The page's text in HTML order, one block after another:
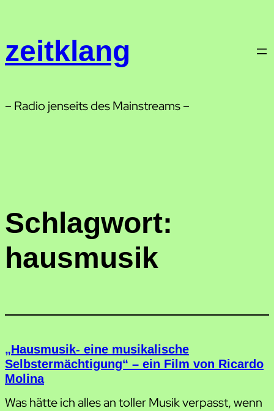
springen
zeitklang
– Radio jenseits des Mainstreams –
Schlagwort:
hausmusik
„Hausmusik- eine musikalische
Selbstermächtigung“ – ein Film von Ricardo
Molina
Was hätte ich alles an toller Musik verpasst, wenn